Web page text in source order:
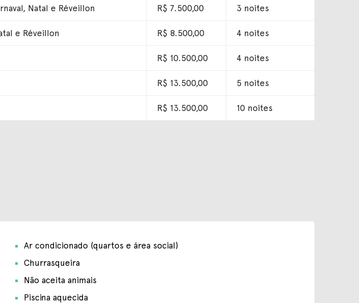
Natal e Réveillon R$ 7.500,00 3 noites
e Réveillon R$ 8.500,00 4 noites
R$ 10.500,00 4 noites
R$ 13.500,00 5 noites
R$ 13.500,00 10 noites
Ar condicionado (quartos e área social)
Churrasqueira
Não aceita animais
Piscina aquecida